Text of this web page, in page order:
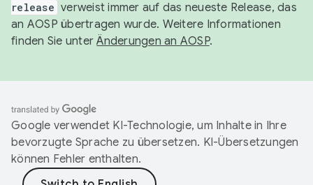
release verweist immer auf das neueste Release, das
an AOSP übertragen wurde. Weitere Informationen
finden Sie unterÄnderungen an AOSP.
Google verwendet KI-Technologie, um Inhalte in Ihre
bevorzugte Sprache zu übersetzen. KI-Übersetzungen
können Fehler enthalten.